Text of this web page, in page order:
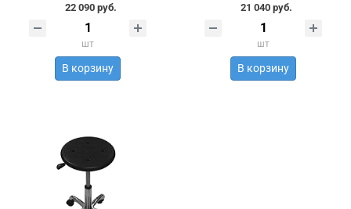
22 090 руб.
шт
В корзину
21 040 руб.
шт
В корзину